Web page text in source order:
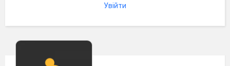
Увійти